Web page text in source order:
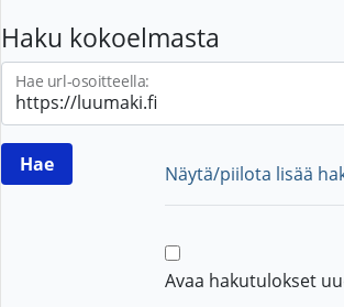
Haku kokoelmasta
Hae url-osoitteella:
Näytä/piilota lisää
Avaa hakutulokset